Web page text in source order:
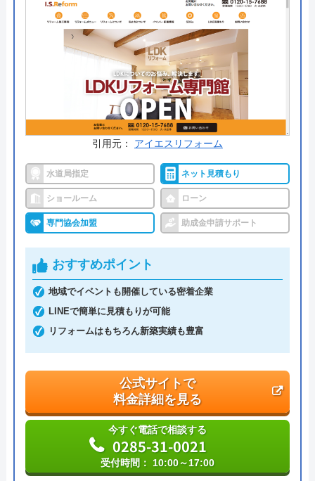
サービスです。さらに遠方からLINEや電話で相談す
ることも可能。離れた実感のリフォームを依頼した
い場合にも便利です。
公式サイトで
料金詳細を見る
今すぐ電話で相談する
0120-39-6785
受付時間： ―
アロー住建リフォーム の基本情報
運営会社 株式会社 アロ―住建
代表者 四ッ谷明美
創業・設立 平成9年2月12日設立
本社所在地
〒308-0112
茨城県筑西市藤ヶ谷1769-5
引用元： アイエスリフォーム
水道局指定 ネット見積もり
ショールーム ローン
専門協会加盟 助成金申請サポート
おすすめポイント
地域でイベントも開催している密着企業
LINEで簡単に見積もりが可能
リフォームはもちろん新築実績も豊富
公式サイトで
料金詳細を見る
今すぐ電話で相談する
0285-31-0021
受付時間： 10:00～17:00